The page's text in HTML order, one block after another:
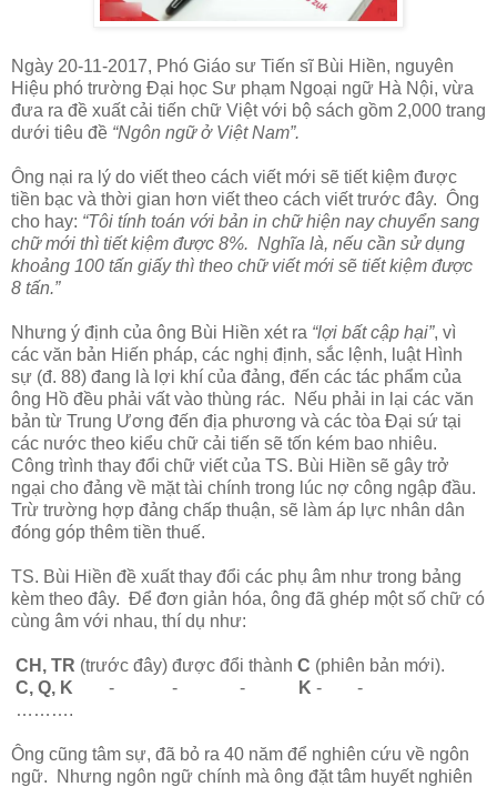
Ngày 20-11-2017, Phó Giáo sư Tiến sĩ Bùi Hiền, nguyên
Hiệu phó trường Đại học Sư phạm Ngoại ngữ Hà Nội, vừa
đưa ra đề xuất cải tiến chữ Việt với bộ sách gồm 2,000 trang
dưới tiêu đề “Ngôn ngữ ở Việt Nam”.
Ông nại ra lý do viết theo cách viết mới sẽ tiết kiệm được
tiền bạc và thời gian hơn viết theo cách viết trước đây. Ông
cho hay: “Tôi tính toán với bản in chữ hiện nay chuyển sang
chữ mới thì tiết kiệm được 8%. Nghĩa là, nếu cần sử dụng
khoảng 100 tấn giấy thì theo chữ viết mới sẽ tiết kiệm được
8 tấn.”
Nhưng ý định của ông Bùi Hiền xét ra “lợi bất cập hại”, vì
các văn bản Hiến pháp, các nghị định, sắc lệnh, luật Hình
sự (đ. 88) đang là lợi khí của đảng, đến các tác phẩm của
ông Hồ đều phải vất vào thùng rác. Nếu phải in lại các văn
bản từ Trung Ương đến địa phương và các tòa Đại sứ tại
các nước theo kiểu chữ cải tiến sẽ tốn kém bao nhiêu.
Công trình thay đổi chữ viết của TS. Bùi Hiền sẽ gây trở
ngại cho đảng về mặt tài chính trong lúc nợ công ngập đầu.
Trừ trường hợp đảng chấp thuận, sẽ làm áp lực nhân dân
đóng góp thêm tiền thuế.
TS. Bùi Hiền đề xuất thay đổi các phụ âm như trong bảng
kèm theo đây. Để đơn giản hóa, ông đã ghép một số chữ có
cùng âm với nhau, thí dụ như:
CH, TR (trước đây) được đổi thành C (phiên bản mới).
C, Q, K - - - K - -
……….
Ông cũng tâm sự, đã bỏ ra 40 năm để nghiên cứu về ngôn
ngữ. Nhưng ngôn ngữ chính mà ông đặt tâm huyết nghiên